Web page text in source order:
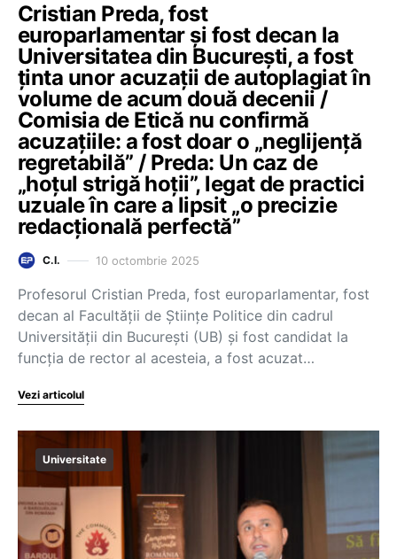
Cristian Preda, fost
europarlamentar și fost decan la
Universitatea din București, a fost
ținta unor acuzații de autoplagiat în
volume de acum două decenii /
Comisia de Etică nu confirmă
acuzațiile: a fost doar o „neglijență
regretabilă” / Preda: Un caz de
„hoțul strigă hoții”, legat de practici
uzuale în care a lipsit „o precizie
redacțională perfectă”
C.I. 10 octombrie 2025
Profesorul Cristian Preda, fost europarlamentar, fost
decan al Facultății de Științe Politice din cadrul
Universității din București (UB) și fost candidat la
funcția de rector al acesteia, a fost acuzat…
Vezi articolul
Universitate